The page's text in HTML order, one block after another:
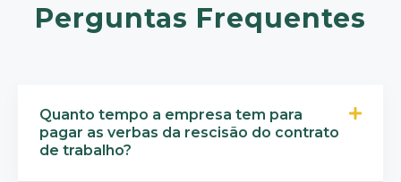
Perguntas Frequentes
Quanto tempo a empresa tem para
pagar as verbas da rescisão do contrato
de trabalho?